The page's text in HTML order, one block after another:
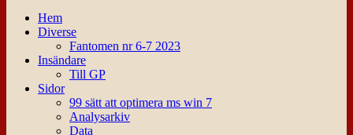
Hem
Diverse
Fantomen nr 6-7 2023
Insändare
Till GP
Sidor
99 sätt att optimera ms win 7
Analysarkiv
Data